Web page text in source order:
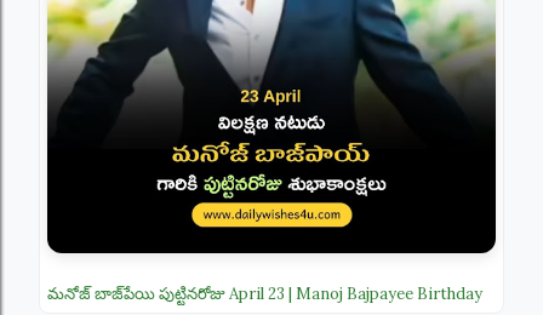
మనోజ్ బాజ్‌పేయి పుట్టినరోజు April 23 | Manoj Bajpayee Birthday